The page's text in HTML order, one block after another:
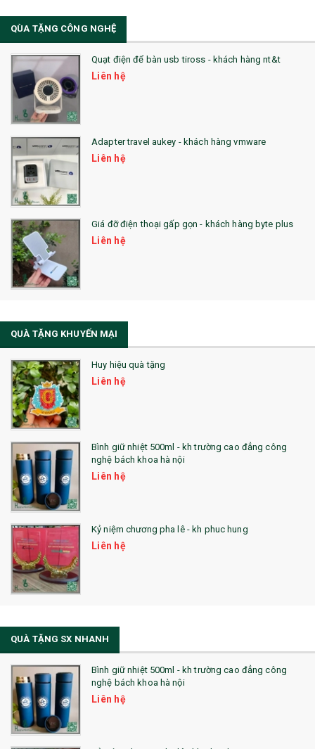
36. QUẠT NHỰA QUẢNG CÁO
QUÀ TẶNG KHUYẾN MẠI
QUÀ TẶNG SX NHANH
QUÀ TẶNG HỘI THẢO
QUÀ TẶNG CÔNG NGHỆ
SẢN PHẨM ĐÃ THỰC HIỆN
QUÀ TẶNG SỨC KHỎE
SẢN PHẨM MỚI 2021
Sổ Sạc Đa Năng
La Fonte
Sổ Lò Xo
QÙA TẶNG CÔNG NGHỆ
Quạt điện để bàn usb tiross - khách hàng nt&t
Liên hệ
Adapter travel aukey - khách hàng vmware
Liên hệ
Giá đỡ điện thoại gấp gọn - khách hàng byte plus
Liên hệ
QUÀ TẶNG KHUYẾN MẠI
Huy hiệu quà tặng
Liên hệ
Bình giữ nhiệt 500ml - kh trường cao đẳng công
nghệ bách khoa hà nội
Liên hệ
Kỷ niệm chương pha lê - kh phuc hung
Liên hệ
QUÀ TẶNG SX NHANH
Bình giữ nhiệt 500ml - kh trường cao đẳng công
nghệ bách khoa hà nội
Liên hệ